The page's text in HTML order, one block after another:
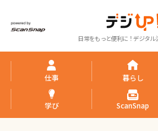
日常をもっと便利に！デジタル
仕事 暮らし
学び ScanSnap